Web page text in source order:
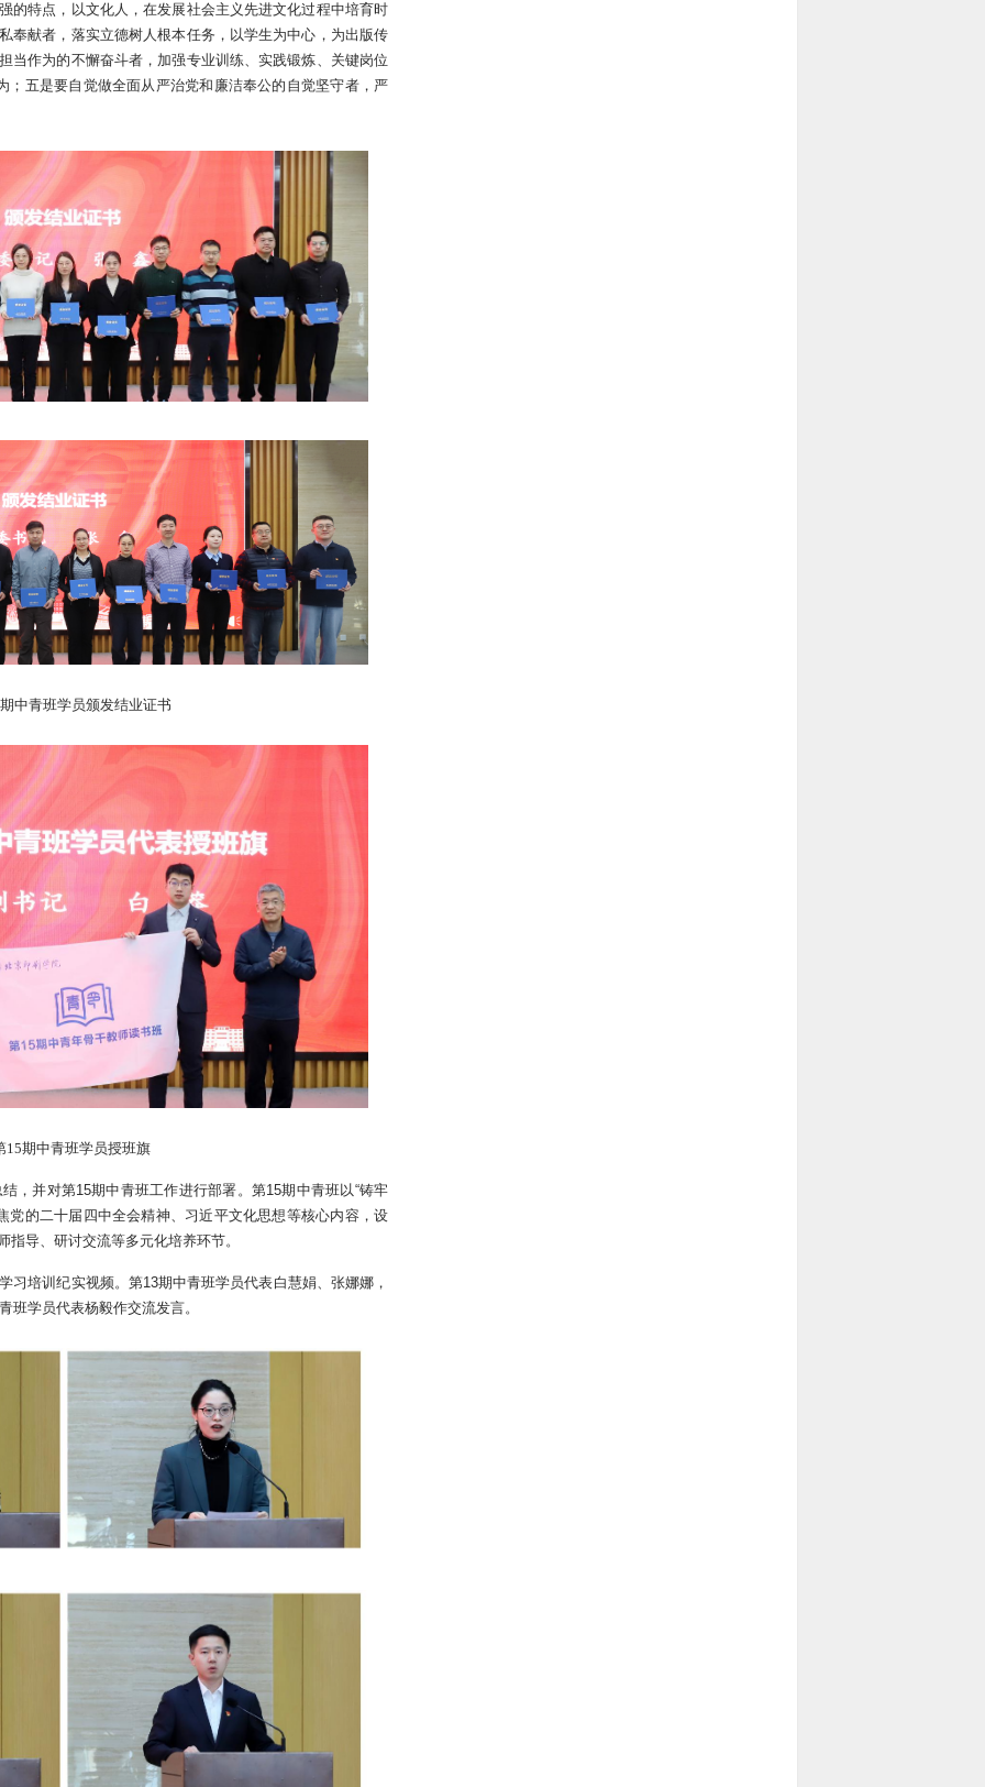
的特点，以文化人，在发展社会主义先进文化过程中培育时
奉献者，落实立德树人根本任务，以学生为中心，为出版传
当作为的不懈奋斗者，加强专业训练、实践锻炼、关键岗位
；五是要自觉做全面从严治党和廉洁奉公的自觉坚守者，严
中青班学员颁发结业证书
15期中青班学员授班旗
，并对第15期中青班工作进行部署。第15期中青班以“铸牢
党的二十届四中全会精神、习近平文化思想等核心内容，设
导、研讨交流等多元化培养环节。
习培训纪实视频。第13期中青班学员代表白慧娟、张娜娜，
班学员代表杨毅作交流发言。